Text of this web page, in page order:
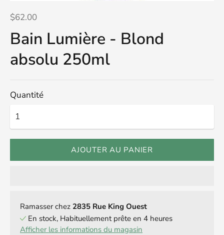
$62.00
Bain Lumière - Blond
absolu 250ml
Quantité
AJOUTER AU PANIER
Ramasser chez 2835 Rue King Ouest
En stock, Habituellement prête en 4 heures
Afficher les informations du magasin